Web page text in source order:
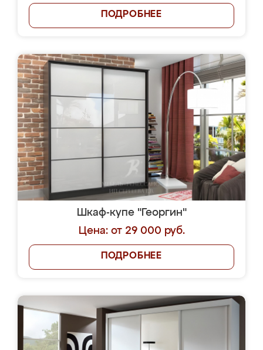
ПОДРОБНЕЕ
Шкаф-купе "Георгин"
Цена: от 29 000 руб.
ПОДРОБНЕЕ